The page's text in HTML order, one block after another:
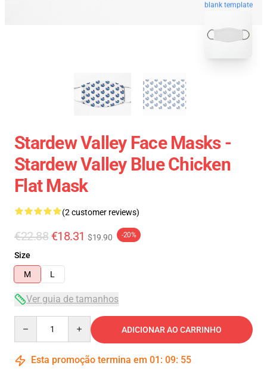
blank template
Stardew Valley Face Masks -
Stardew Valley Blue Chicken
Flat Mask
(2 customer reviews)
€22.88 €18.31 $19.90 -20%
Size
M
L
Ver guia de tamanhos
ADICIONAR AO CARRINHO
Esta promoção termina em 01 : 09: 54